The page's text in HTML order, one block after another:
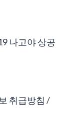
나고야 상공
취급방침